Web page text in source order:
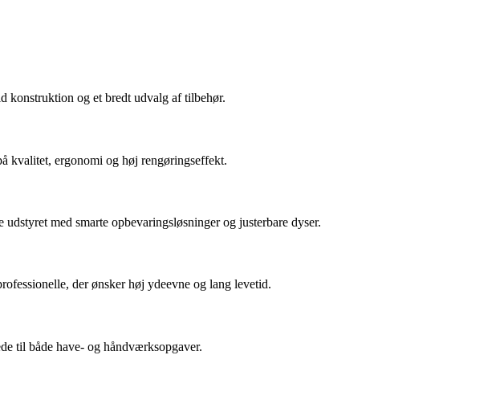
konstruktion og et bredt udvalg af tilbehør.
kvalitet, ergonomi og høj rengøringseffekt.
med smarte opbevaringsløsninger og justerbare dyser.
der ønsker høj ydeevne og lang levetid.
til både have- og håndværksopgaver.